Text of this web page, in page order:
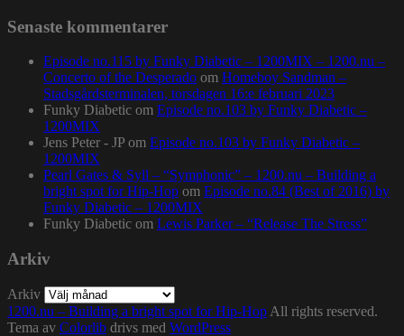
Senaste kommentarer
Episode no.115 by Funky Diabetic – 1200MIX – 1200.nu –
Concerto of the Desperado om Homeboy Sandman –
Stadsgårdsterminalen, torsdagen 16:e februari 2023
Funky Diabetic om Episode no.103 by Funky Diabetic –
1200MIX
Jens Peter - JP om Episode no.103 by Funky Diabetic –
1200MIX
Pearl Gates & Syll – “Symphonic” – 1200.nu – Building a
bright spot for Hip-Hop om Episode no.84 (Best of 2016) by
Funky Diabetic – 1200MIX
Funky Diabetic om Lewis Parker – “Release The Stress”
Arkiv
Arkiv
1200.nu – Building a bright spot for Hip-Hop All rights reserved.
Tema av Colorlib drivs med WordPress